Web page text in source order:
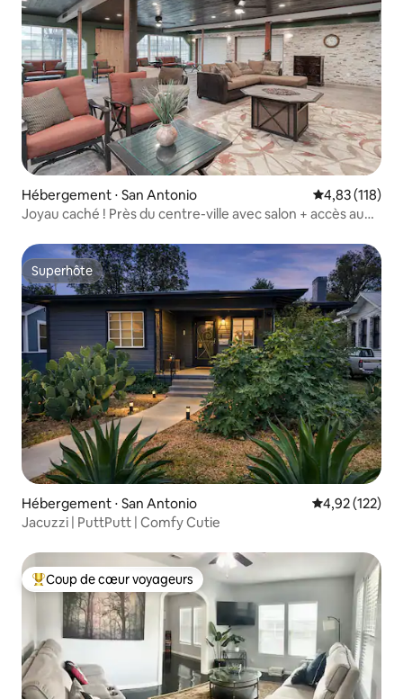
Hébergement ⋅ San Antonio Évaluation
4,83 (118)
Joyau caché ! Près du centre-ville avec salon + accès au
Superhôte
Superhôte
Hébergement ⋅ San Antonio Évaluation
4,92 (122)
Jacuzzi | PuttPutt | Comfy Cutie
Coups de cœur voyageurs les plus appréciés
Coup de cœur voyageurs